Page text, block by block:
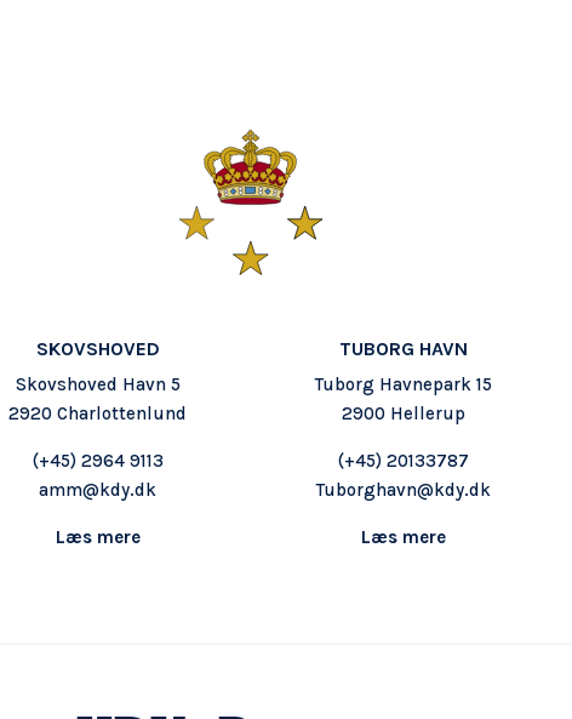
SKOVSHOVED
Skovshoved Havn 5
2920 Charlottenlund
(+45) 2964 9113
amm@kdy.dk
Læs mere
TUBORG HAVN
Tuborg Havnepark 15
2900 Hellerup
(+45) 20133787
Tuborghavn@kdy.dk
Læs mere